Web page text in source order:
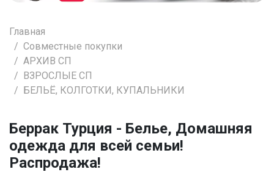
Главная
Совместные покупки
АРХИВ СП
ВЗРОСЛЫЕ СП
БЕЛЬЁ, КОЛГОТКИ, КУПАЛЬНИКИ
Беррак Турция - Белье, Домашняя
одежда для всей семьи!
Распродажа!